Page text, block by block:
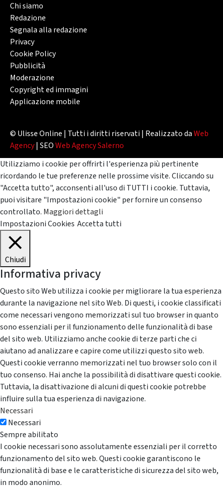
Chi siamo
Redazione
Segnala alla redazione
Privacy
Cookie Policy
Pubblicità
Moderazione
Copyright ed immagini
Applicazione mobile
© Ulisse Online | Tutti i diritti riservati | Realizzato daWeb
Agency| SEOWeb Agency Salerno
Utilizziamo i cookie per offrirti l'esperienza più pertinente
ricordando le tue preferenze nelle prossime visite. Cliccando su
"Accetta tutto", acconsenti all'uso di TUTTI i cookie. Tuttavia,
puoi visitare "Impostazioni cookie" per fornire un consenso
controllato. Maggiori dettagli
Impostazioni Cookies Accetta tutti
Chiudi
Informativa privacy
Questo sito Web utilizza i cookie per migliorare la tua esperienza
durante la navigazione nel sito Web. Di questi, i cookie classificati
come necessari vengono memorizzati sul tuo browser in quanto
sono essenziali per il funzionamento delle funzionalità di base
del sito web. Utilizziamo anche cookie di terze parti che ci
aiutano ad analizzare e capire come utilizzi questo sito web.
Questi cookie verranno memorizzati nel tuo browser solo con il
tuo consenso. Hai anche la possibilità di disattivare questi cookie.
Tuttavia, la disattivazione di alcuni di questi cookie potrebbe
influire sulla tua esperienza di navigazione.
Necessari
Necessari
Sempre abilitato
I cookie necessari sono assolutamente essenziali per il corretto
funzionamento del sito web. Questi cookie garantiscono le
funzionalità di base e le caratteristiche di sicurezza del sito web,
in modo anonimo.